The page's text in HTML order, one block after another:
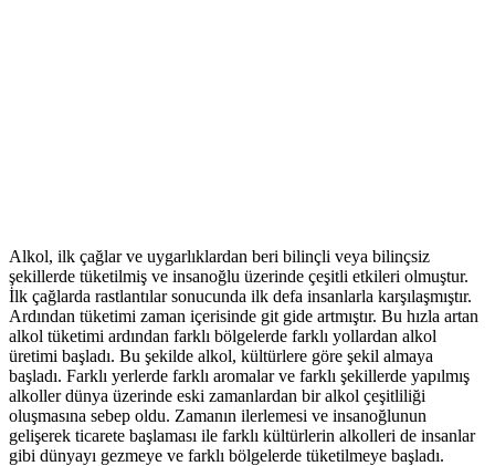
Alkol, ilk çağlar ve uygarlıklardan beri bilinçli veya bilinçsiz
şekillerde tüketilmiş ve insanoğlu üzerinde çeşitli etkileri olmuştur.
İlk çağlarda rastlantılar sonucunda ilk defa insanlarla karşılaşmıştır.
Ardından tüketimi zaman içerisinde git gide artmıştır. Bu hızla artan
alkol tüketimi ardından farklı bölgelerde farklı yollardan alkol
üretimi başladı. Bu şekilde alkol, kültürlere göre şekil almaya
başladı. Farklı yerlerde farklı aromalar ve farklı şekillerde yapılmış
alkoller dünya üzerinde eski zamanlardan bir alkol çeşitliliği
oluşmasına sebep oldu. Zamanın ilerlemesi ve insanoğlunun
gelişerek ticarete başlaması ile farklı kültürlerin alkolleri de insanlar
gibi dünyayı gezmeye ve farklı bölgelerde tüketilmeye başladı.